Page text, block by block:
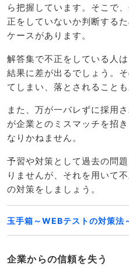
ら把握しています。そこで
正をしていないか判断する
ケースがあります。
解答集で不正をしている人
結果に差が出るでしょう。
てしまい、落とされることも
また、万が一バレずに採用
が企業とのミスマッチを招
なりかねません。
予習や対策として過去の問
りませんが、それを用いて
の対策をしましょう。
玉手箱～WEBテストの対策法
企業からの信頼を失う